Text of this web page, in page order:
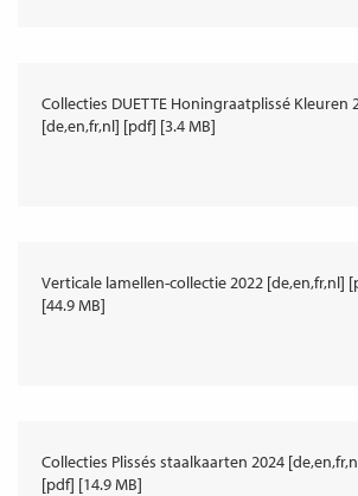
Collecties DUETTE Honingraatplissé Kleuren
[de,en,fr,nl] [pdf] [3.4 MB]
Verticale lamellen-collectie 2022 [de,en,fr,nl]
[44.9 MB]
Collecties Plissés staalkaarten 2024
[pdf] [14.9 MB]